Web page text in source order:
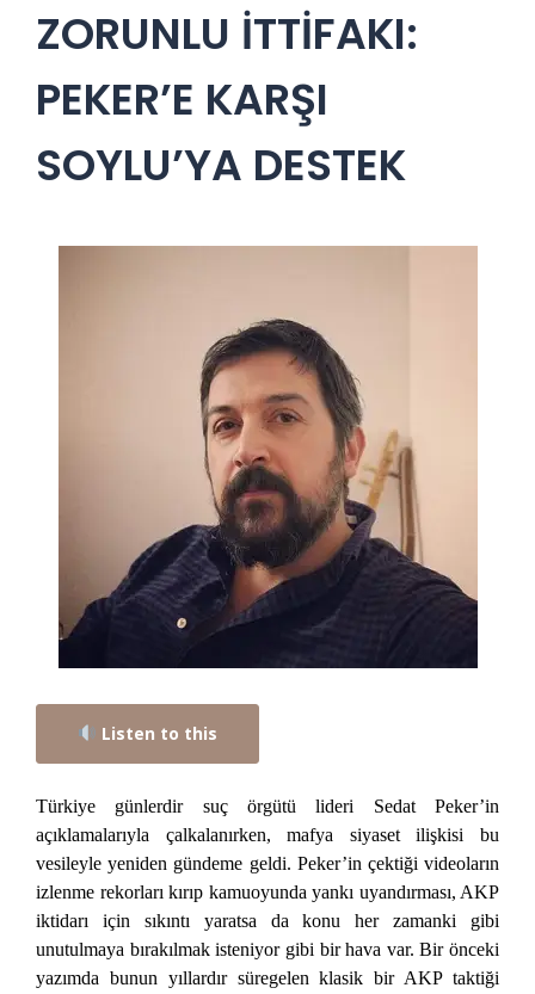
ZORUNLU İTTİFAKI:
PEKER’E KARŞI
SOYLU’YA DESTEK
Listen to this
Türkiye günlerdir suç örgütü lideri Sedat Peker’in
açıklamalarıyla çalkalanırken, mafya siyaset ilişkisi bu
vesileyle yeniden gündeme geldi. Peker’in çektiği videoların
izlenme rekorları kırıp kamuoyunda yankı uyandırması, AKP
iktidarı için sıkıntı yaratsa da konu her zamanki gibi
unutulmaya bırakılmak isteniyor gibi bir hava var. Bir önceki
yazımda bunun yıllardır süregelen klasik bir AKP taktiği